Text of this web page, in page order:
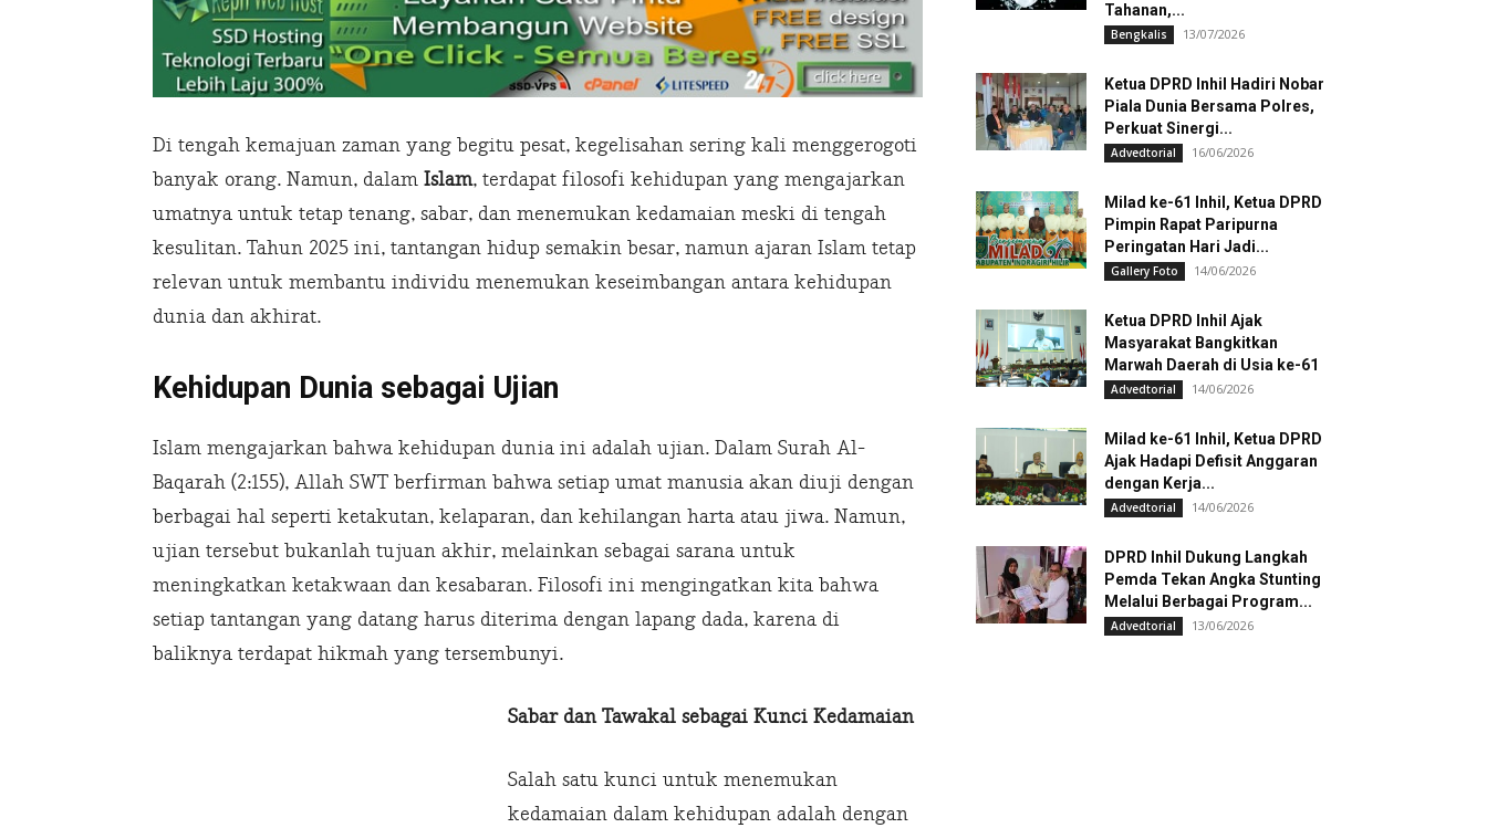
Di tengah kemajuan zaman yang begitu pesat, kegelisahan sering kali menggerogoti
banyak orang. Namun, dalam Islam, terdapat filosofi kehidupan yang mengajarkan
umatnya untuk tetap tenang, sabar, dan menemukan kedamaian meski di tengah
kesulitan. Tahun 2025 ini, tantangan hidup semakin besar, namun ajaran Islam tetap
relevan untuk membantu individu menemukan keseimbangan antara kehidupan
dunia dan akhirat.
Kehidupan Dunia sebagai Ujian
Islam mengajarkan bahwa kehidupan dunia ini adalah ujian. Dalam Surah Al-
Baqarah (2:155), Allah SWT berfirman bahwa setiap umat manusia akan diuji dengan
berbagai hal seperti ketakutan, kelaparan, dan kehilangan harta atau jiwa. Namun,
ujian tersebut bukanlah tujuan akhir, melainkan sebagai sarana untuk
meningkatkan ketakwaan dan kesabaran. Filosofi ini mengingatkan kita bahwa
setiap tantangan yang datang harus diterima dengan lapang dada, karena di
baliknya terdapat hikmah yang tersembunyi.
Sabar dan Tawakal sebagai Kunci Kedamaian
Salah satu kunci untuk menemukan
kedamaian dalam kehidupan adalah dengan
Tahanan,...
Bengkalis 13/07/2026
Ketua DPRD Inhil Hadiri Nobar
Piala Dunia Bersama Polres,
Perkuat Sinergi...
Advedtorial 16/06/2026
Milad ke-61 Inhil, Ketua DPRD
Pimpin Rapat Paripurna
Peringatan Hari Jadi...
Gallery Foto 14/06/2026
Ketua DPRD Inhil Ajak
Masyarakat Bangkitkan
Marwah Daerah di Usia ke-61
Advedtorial 14/06/2026
Milad ke-61 Inhil, Ketua DPRD
Ajak Hadapi Defisit Anggaran
dengan Kerja...
Advedtorial 14/06/2026
DPRD Inhil Dukung Langkah
Pemda Tekan Angka Stunting
Melalui Berbagai Program...
Advedtorial 13/06/2026